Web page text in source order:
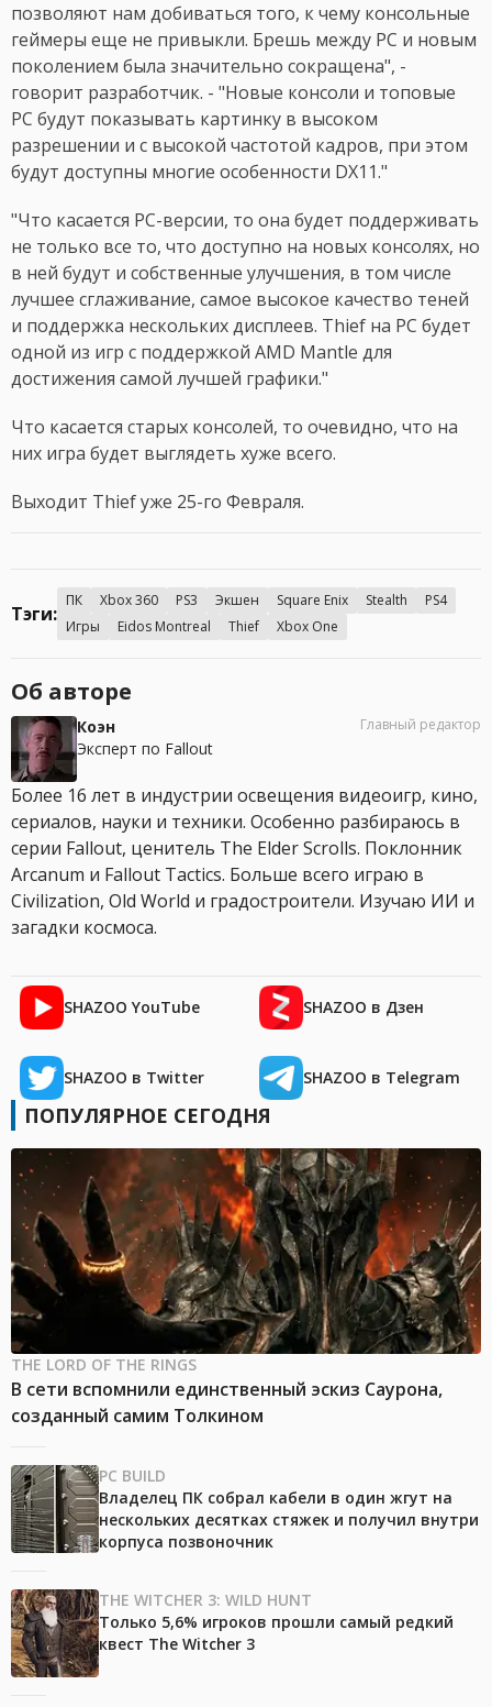
позволяют нам добиваться того, к чему консольные
геймеры еще не привыкли. Брешь между PC и новым
поколением была значительно сокращена", -
говорит разработчик. - "Новые консоли и топовые
PC будут показывать картинку в высоком
разрешении и с высокой частотой кадров, при этом
будут доступны многие особенности DX11."
"Что касается PC-версии, то она будет поддерживать
не только все то, что доступно на новых консолях, но
в ней будут и собственные улучшения, в том числе
лучшее сглаживание, самое высокое качество теней
и поддержка нескольких дисплеев. Thief на PC будет
одной из игр с поддержкой AMD Mantle для
достижения самой лучшей графики."
Что касается старых консолей, то очевидно, что на
них игра будет выглядеть хуже всего.
Выходит Thief уже 25-го Февраля.
Тэги:
ПК Xbox 360 PS3 Экшен Square Enix Stealth
PS4
Игры
Eidos Montreal Thief Xbox One
Об авторе
Коэн
Эксперт по Fallout
Главный редактор
Более 16 лет в индустрии освещения видеоигр, кино,
сериалов, науки и техники. Особенно разбираюсь в
серии Fallout, ценитель The Elder Scrolls. Поклонник
Arcanum и Fallout Tactics. Больше всего играю в
Civilization, Old World и градостроители. Изучаю ИИ и
загадки космоса.
SHAZOO YouTube SHAZOO в Дзен
SHAZOO в Twitter SHAZOO в Telegram
ПОПУЛЯРНОЕ СЕГОДНЯ
THE LORD OF THE RINGS
В сети вспомнили единственный эскиз Саурона,
созданный самим Толкином
PC BUILD
Владелец ПК собрал кабели в один жгут на
нескольких десятках стяжек и получил внутри
корпуса позвоночник
THE WITCHER 3: WILD HUNT
Только 5,6% игроков прошли самый редкий
квест The Witcher 3